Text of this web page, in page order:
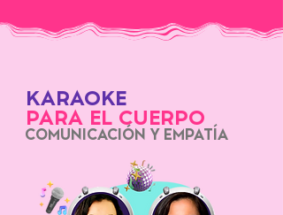
KARAOKE
PARA EL CUERPO
COMUNICACIÓN Y EMPATÍA